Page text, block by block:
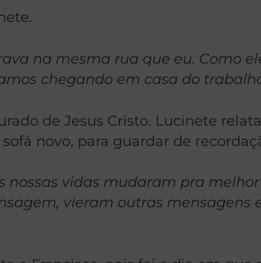
na mesma rua que eu. Como
chegando em casa do
de Jesus Cristo. Lucinete
novo, para guardar de
nossas vidas mudaram pra
vieram outras mensagens